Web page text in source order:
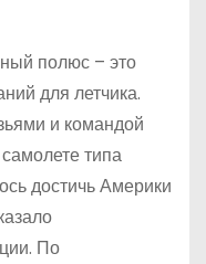
полюс – это
для летчика.
и командой
типа
достичь Америки
По